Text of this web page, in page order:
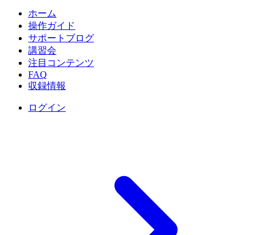
ホーム
操作ガイド
サポートブログ
講習会
注目コンテンツ
FAQ
収録情報
ログイン